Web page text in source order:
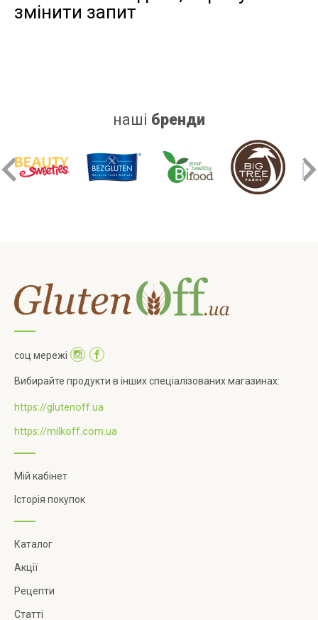
дріжджів
змінити запит
наші бренди
соц мережі
Вибирайте продукти в інших спеціалізованих магазинах:
https://glutenoff.ua
https://milkoff.com.ua
Мій кабінет
Історія покупок
Каталог
Акції
Рецепти
Статті